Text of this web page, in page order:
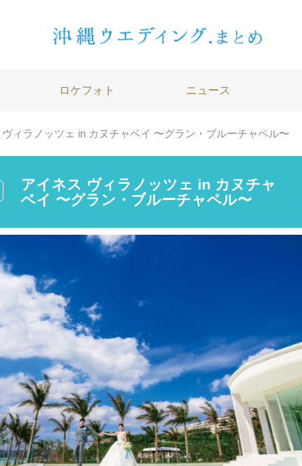
ロケフォト ニュース
ィラノッツェ in カヌチャベイ 〜グラン・ブルーチャペル〜
アイネス ヴィラノッツェ in カヌチャ
ベイ 〜グラン・ブルーチャペル〜